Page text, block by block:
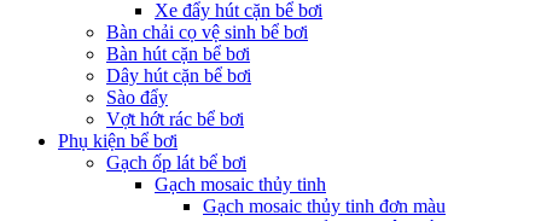
Xe đẩy hút cặn bể bơi
Bàn chải cọ vệ sinh bể bơi
Bàn hút cặn bể bơi
Dây hút cặn bể bơi
Sào đẩy
Vợt hớt rác bể bơi
Phụ kiện bể bơi
Gạch ốp lát bể bơi
Gạch mosaic thủy tinh
Gạch mosaic thủy tinh đơn màu